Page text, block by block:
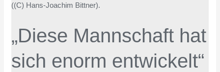
„Diese Mannschaft hat
sich enorm entwickelt“
hat
enorm
entwickelt“